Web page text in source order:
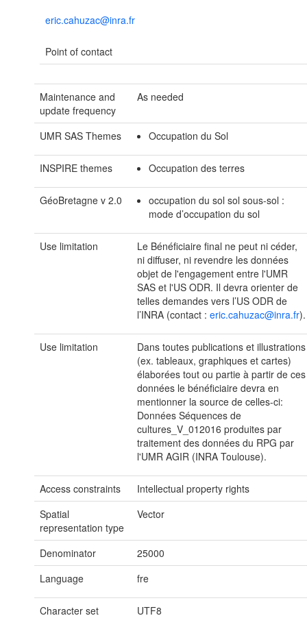
eric.cahuzac@inra.fr
Point of contact
Maintenance and
update frequency
As needed
UMR SAS Themes Occupation du Sol
INSPIRE themes Occupation des terres
GéoBretagne v 2.0
occupation du sol sol sous-sol :
mode d’occupation du sol
Use limitation
Le Bénéficiaire final ne peut ni céder,
ni diffuser, ni revendre les données
objet de l'engagement entre l'UMR
SAS et l'US ODR. Il devra orienter de
telles demandes vers l’US ODR de
l’INRA (contact :eric.cahuzac@inra.fr).
Use limitation
Dans toutes publications et illustrations
(ex. tableaux, graphiques et cartes)
élaborées tout ou partie à partir de ces
données le bénéficiaire devra en
mentionner la source de celles-ci:
Données Séquences de
cultures_V_012016 produites par
traitement des données du RPG par
l'UMR AGIR (INRA Toulouse).
Access constraints
Intellectual property rights
Spatial
representation type
Vector
Denominator
25000
Language
fre
Character set
UTF8